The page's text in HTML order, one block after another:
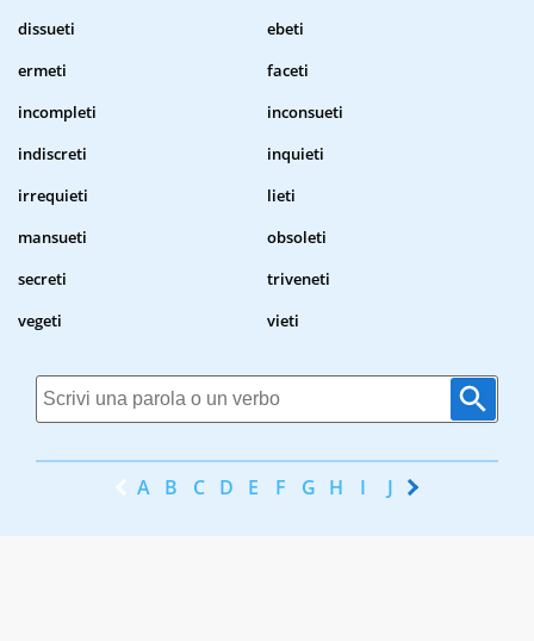
dissueti
ebeti
ermeti
faceti
incompleti
inconsueti
indiscreti
inquieti
irrequieti
lieti
mansueti
obsoleti
secreti
triveneti
vegeti
vieti
A B C D E F G H I J K